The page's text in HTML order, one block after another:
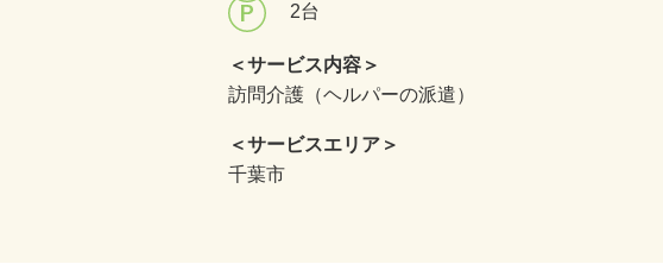
2台
＜サービス内容＞
訪問介護（ヘルパーの派遣）
＜サービスエリア＞
千葉市